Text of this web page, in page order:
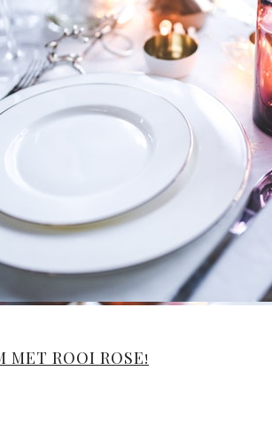
MET ROOI ROSE!